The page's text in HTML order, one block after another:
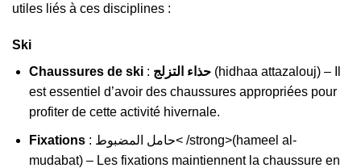
utiles liés à ces disciplines :
Ski
Chaussures de ski: حذاء التزلج (hidhaa attazalouj) – Il
est essentiel d’avoir des chaussures appropriées pour
profiter de cette activité hivernale.
Fixations: حامل المضبوط< /strong>(hameel al-
mudabat) – Les fixations maintiennent la chaussure en